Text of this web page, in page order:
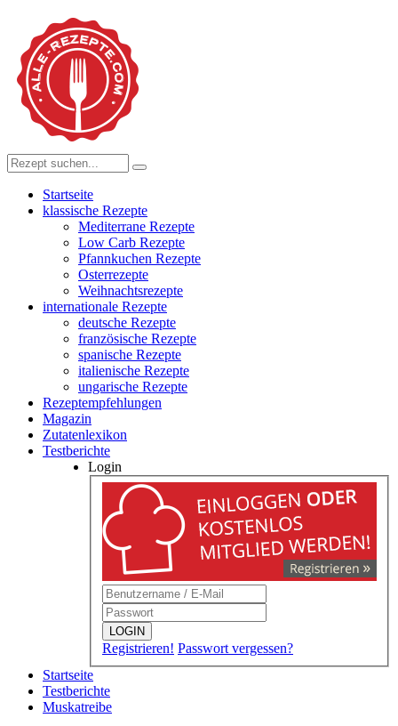
Startseite
klassische Rezepte
Mediterrane Rezepte
Low Carb Rezepte
Pfannkuchen Rezepte
Osterrezepte
Weihnachtsrezepte
internationale Rezepte
deutsche Rezepte
französische Rezepte
spanische Rezepte
italienische Rezepte
ungarische Rezepte
Rezeptempfehlungen
Magazin
Zutatenlexikon
Testberichte
Login
LOGIN
Registrieren! Passwort vergessen?
Startseite
Testberichte
Muskatreibe